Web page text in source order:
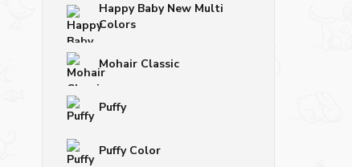
Happy Baby New Multi
Colors
Mohair Classic
Puffy
Puffy Color